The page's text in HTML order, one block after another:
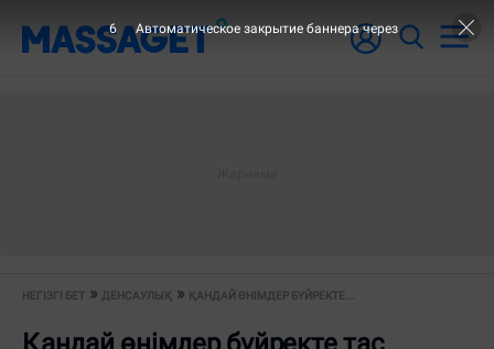
НЕГІЗГІ БЕТ ДЕНСАУЛЫҚ ҚАНДАЙ ӨНІМДЕР БҮЙРЕКТЕ...
5 Автоматическое закрытие баннера через